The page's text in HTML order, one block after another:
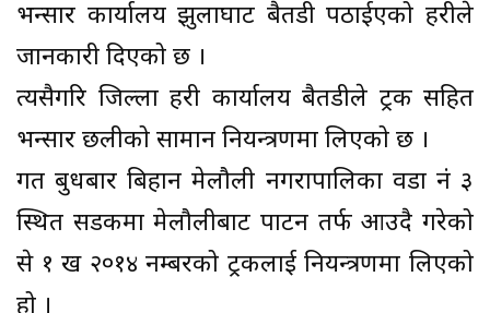
भन्सार कार्यालय झुलाघाट बैतडी पठाईएको प्रहरीले
जानकारी दिएको छ ।
त्यसैगरि जिल्ला प्रहरी कार्यालय बैतडीले ट्रक सहित
भन्सार छलीको सामान नियन्त्रणमा लिएको छ ।
गत बुधबार बिहान मेलौली नगरापालिका वडा नं ३
स्थित सडकमा मेलौलीबाट पाटन तर्फ आउदै गरेको
से १ ख २०१४ नम्बरको ट्रकलाई नियन्त्रणमा लिएको